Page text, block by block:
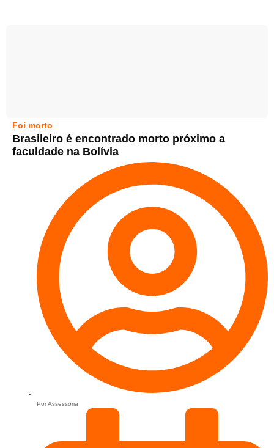
Foi morto
Brasileiro é encontrado morto próximo a
faculdade na Bolívia
PorAssessoria